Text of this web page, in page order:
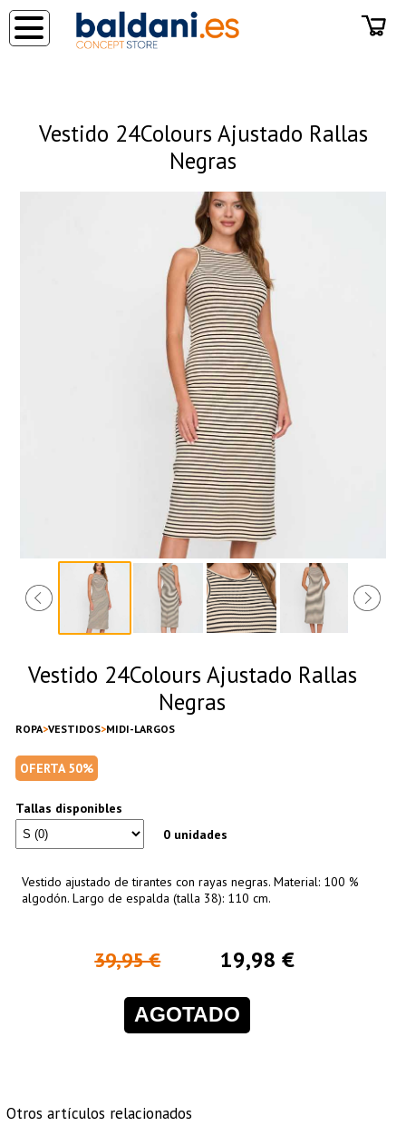
Vestido 24Colours Ajustado Rallas
Negras
Vestido 24Colours Ajustado Rallas
Negras
ROPA VESTIDOS MIDI-LARGOS
OFERTA 50%
Tallas disponibles
0 unidades
Vestido ajustado de tirantes con rayas negras. Material: 100 %
algodón. Largo de espalda (talla 38): 110 cm.
39,95 € 19,98 €
AGOTADO
Otros artículos relacionados